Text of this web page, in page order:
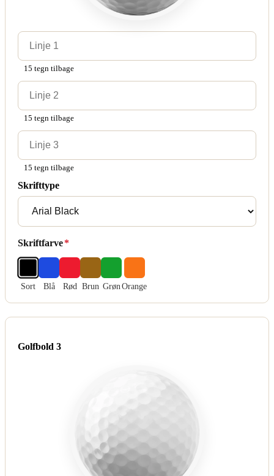
15 tegn tilbage
15 tegn tilbage
15 tegn tilbage
Skrifttype
Skriftfarve*
Sort Blå Rød Brun Grøn Orange
Golfbold 3